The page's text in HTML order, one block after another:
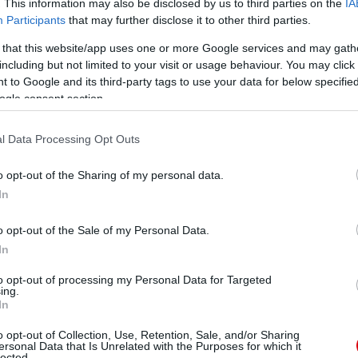
This information may also be disclosed by us to third parties on the
Participants that may further disclose it to other third parties.
that this website/app uses one or more Google services and may
but not limited to your visit or usage behaviour. You may
to Google and its third-party tags to use your data for below
consent section.
Data Processing Opt Outs
opt-out of the Sharing of my personal data.
opt-out of the Sale of my Personal Data.
opt-out of processing my Personal Data for Targeted
opt-out of Collection, Use, Retention, Sale, and/or Sharing
Data that Is Unrelated with the Purposes for which it
ésiOS-re!
működését!